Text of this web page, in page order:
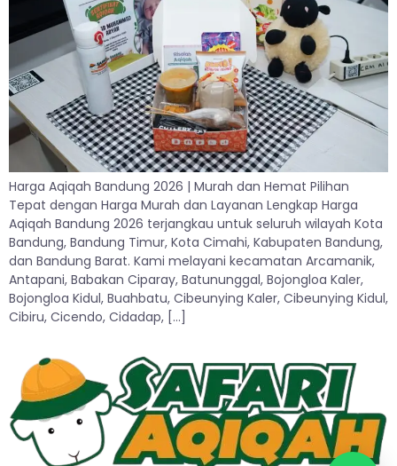
Harga Aqiqah Bandung 2026 | Murah dan Hemat Pilihan
Tepat dengan Harga Murah dan Layanan Lengkap Harga
Aqiqah Bandung 2026 terjangkau untuk seluruh wilayah Kota
Bandung, Bandung Timur, Kota Cimahi, Kabupaten Bandung,
dan Bandung Barat. Kami melayani kecamatan Arcamanik,
Antapani, Babakan Ciparay, Batununggal, Bojongloa Kaler,
Bojongloa Kidul, Buahbatu, Cibeunying Kaler, Cibeunying Kidul,
Cibiru, Cicendo, Cidadap, […]